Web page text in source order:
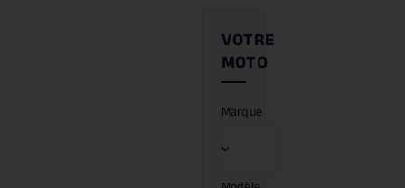
Marque